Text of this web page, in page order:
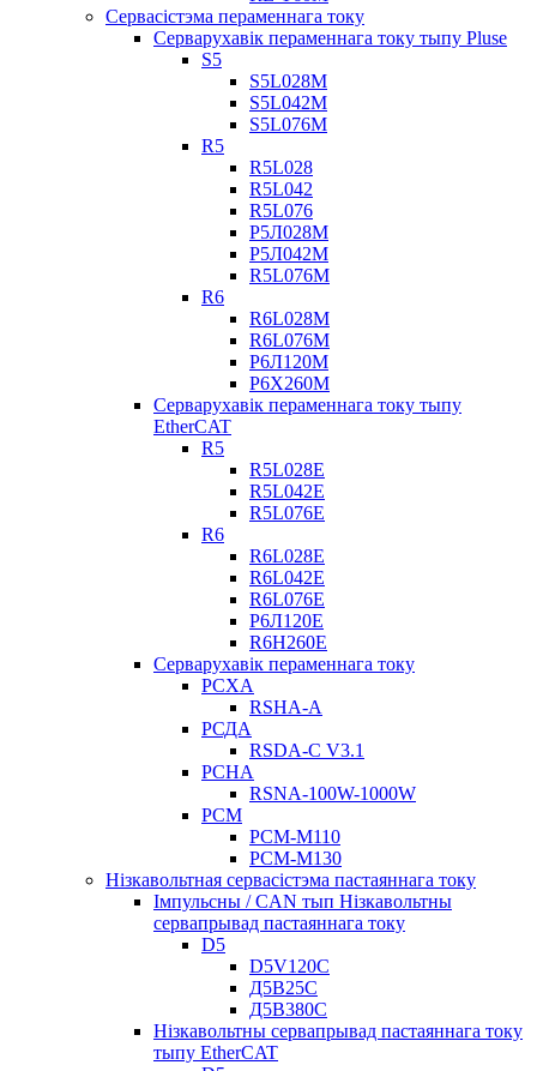
Сервасістэма пераменнага току
Серварухавік пераменнага току тыпу Pluse
S5
S5L028M
S5L042M
S5L076M
R5
R5L028
R5L042
R5L076
Р5Л028М
Р5Л042М
R5L076M
R6
R6L028M
R6L076M
Р6Л120М
Р6Х260М
Серварухавік пераменнага току тыпу
EtherCAT
R5
R5L028E
R5L042E
R5L076E
R6
R6L028E
R6L042E
R6L076E
Р6Л120Е
R6H260E
Серварухавік пераменнага току
РСХА
RSHA-A
РСДА
RSDA-C V3.1
РСНА
RSNA-100W-1000W
РСМ
РСМ-М110
РСМ-М130
Нізкавольтная сервасістэма пастаяннага току
Імпульсны / CAN тып Нізкавольтны
сервапрывад пастаяннага току
D5
D5V120C
Д5В25С
Д5В380С
Нізкавольтны сервапрывад пастаяннага току
тыпу EtherCAT